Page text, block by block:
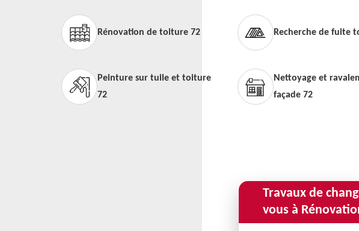
Rénovation de toiture 72 Recherche de fuite
Peinture sur tuile et toiture
72
Nettoyage et
façade 72
Travaux de
vous à